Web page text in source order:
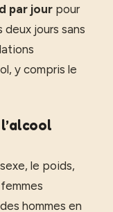
par jour pour
jours sans
y compris le
le poids,
hommes en